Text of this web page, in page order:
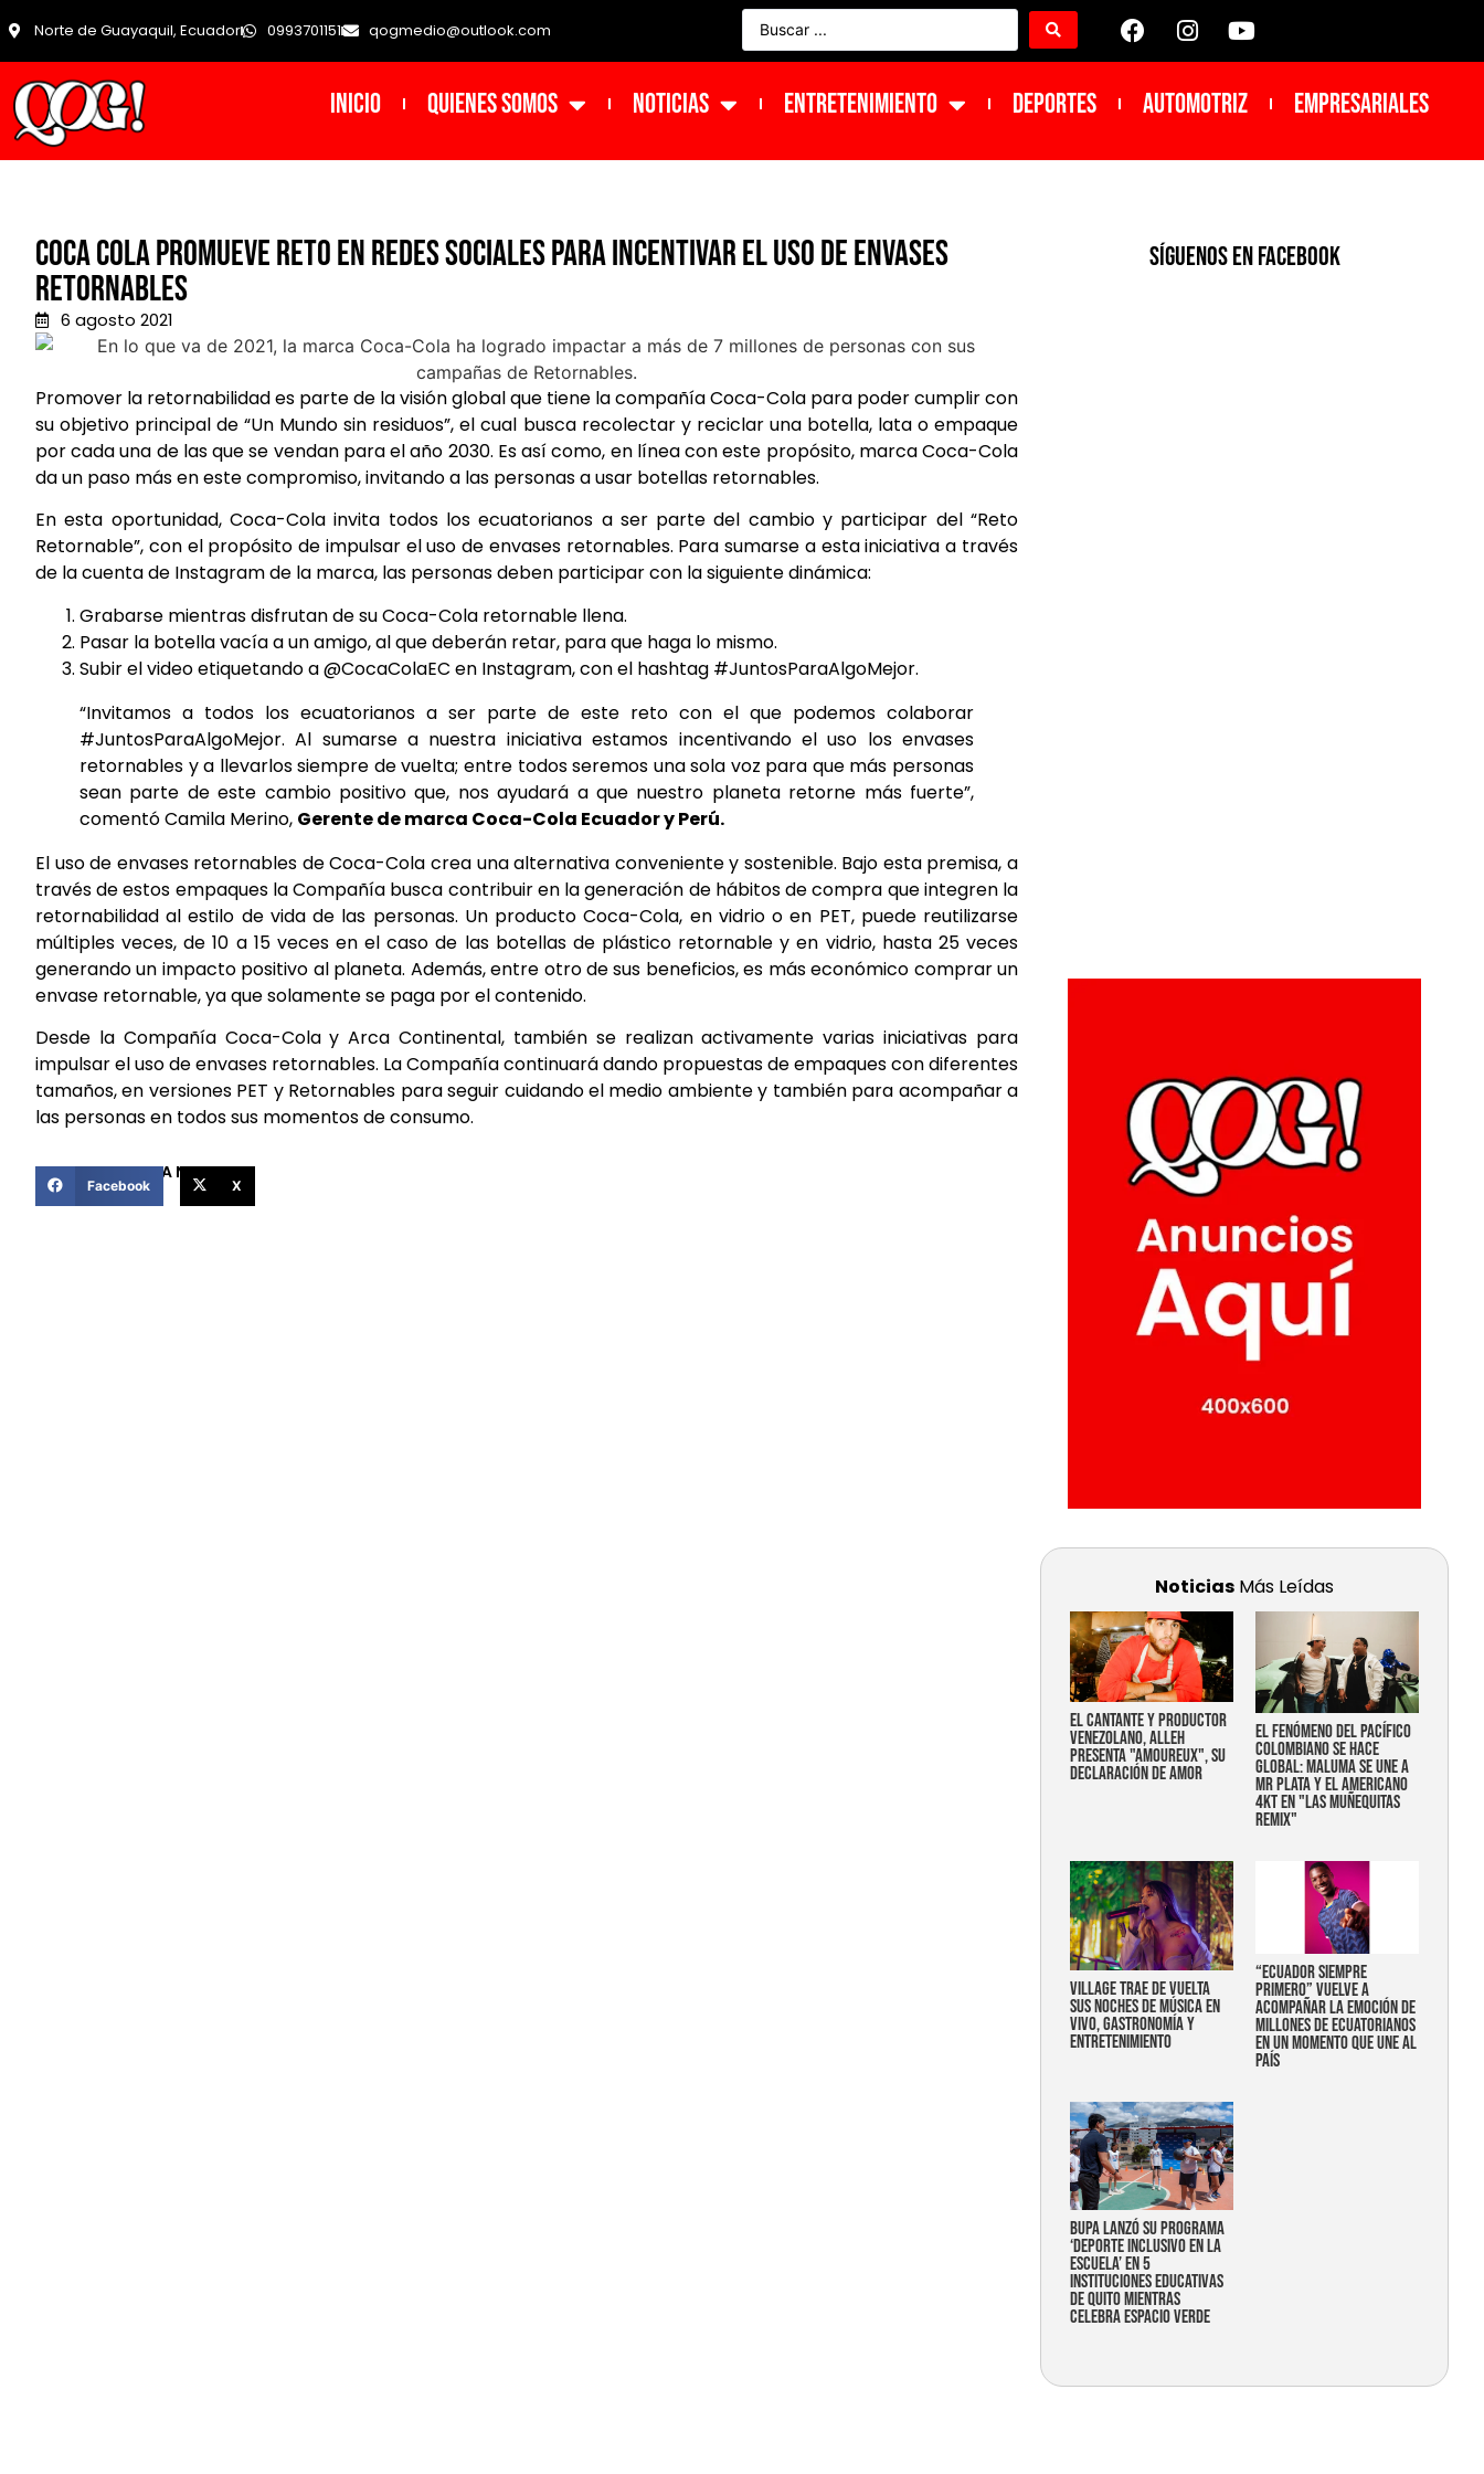
Norte de Guayaquil, Ecuador 0993701151 qogmedio@outlook.com
INICIO Quienes Somos NOTICIAS ENTRETENIMIENTO DEPORTES Automotriz Empresariales
Coca Cola promueve reto en redes sociales para incentivar el uso de envases
retornables
6 agosto 2021
Promover la retornabilidad es parte de la visión global que tiene la compañía Coca-Cola para poder cumplir con
su objetivo principal de “Un Mundo sin residuos”, el cual busca recolectar y reciclar una botella, lata o empaque
por cada una de las que se vendan para el año 2030. Es así como, en línea con este propósito, marca Coca-Cola
da un paso más en este compromiso, invitando a las personas a usar botellas retornables.
En esta oportunidad, Coca-Cola invita todos los ecuatorianos a ser parte del cambio y participar del “Reto
Retornable”, con el propósito de impulsar el uso de envases retornables. Para sumarse a esta iniciativa a través
de la cuenta de Instagram de la marca, las personas deben participar con la siguiente dinámica:
Grabarse mientras disfrutan de su Coca-Cola retornable llena.
Pasar la botella vacía a un amigo, al que deberán retar, para que haga lo mismo.
Subir el video etiquetando a @CocaColaEC en Instagram, con el hashtag #JuntosParaAlgoMejor.
“Invitamos a todos los ecuatorianos a ser parte de este reto con el que podemos colaborar
#JuntosParaAlgoMejor. Al sumarse a nuestra iniciativa estamos incentivando el uso los envases
retornables y a llevarlos siempre de vuelta; entre todos seremos una sola voz para que más personas
sean parte de este cambio positivo que, nos ayudará a que nuestro planeta retorne más fuerte”,
comentó Camila Merino, Gerente de marca Coca-Cola Ecuador y Perú.
El uso de envases retornables de Coca-Cola crea una alternativa conveniente y sostenible. Bajo esta premisa, a
través de estos empaques la Compañía busca contribuir en la generación de hábitos de compra que integren la
retornabilidad al estilo de vida de las personas. Un producto Coca-Cola, en vidrio o en PET, puede reutilizarse
múltiples veces, de 10 a 15 veces en el caso de las botellas de plástico retornable y en vidrio, hasta 25 veces
generando un impacto positivo al planeta. Además, entre otro de sus beneficios, es más económico comprar un
envase retornable, ya que solamente se paga por el contenido.
Desde la Compañía Coca-Cola y Arca Continental, también se realizan activamente varias iniciativas para
impulsar el uso de envases retornables. La Compañía continuará dando propuestas de empaques con diferentes
tamaños, en versiones PET y Retornables para seguir cuidando el medio ambiente y también para acompañar a
las personas en todos sus momentos de consumo.
COMPARTIR ESTA NOTICIA
Facebook X
SíGUENOS EN FACEBOOK
Noticias Más Leídas
EL CANTANTE Y PRODUCTOR
VENEZOLANO, ALLEH
PRESENTA "AMOUREUX", SU
DECLARACIÓN DE AMOR
EL FENÓMENO DEL PACÍFICO
COLOMBIANO SE HACE
GLOBAL: MALUMA SE UNE A
MR PLATA Y EL AMERICANO
4KT EN "LAS MUÑEQUITAS
REMIX"
Village trae de vuelta
sus noches de música en
vivo, gastronomía y
entretenimiento
“Ecuador siempre
primero” vuelve a
acompañar la emoción de
millones de ecuatorianos
en un momento que une al
país
Bupa lanzó su programa
‘Deporte Inclusivo en la
Escuela’ en 5
instituciones educativas
de Quito mientras
celebra espacio verde